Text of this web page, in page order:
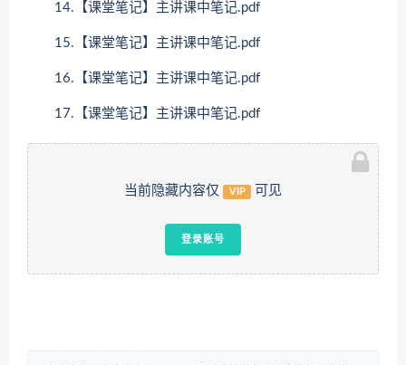
14.【课堂笔记】主讲课中笔记.pdf
15.【课堂笔记】主讲课中笔记.pdf
16.【课堂笔记】主讲课中笔记.pdf
17.【课堂笔记】主讲课中笔记.pdf
当前隐藏内容仅 VIP 可见
登录账号